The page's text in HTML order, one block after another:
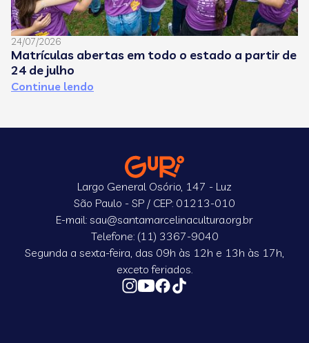
24/07/2026
Matrículas abertas em todo o estado a partir de
24 de julho
Continue lendo
Largo General Osório, 147 - Luz
São Paulo - SP / CEP: 01213-010
E-mail: sau@santamarcelinacultura.org.br
Telefone: (11) 3367-9040
Segunda a sexta-feira, das 09h às 12h e 13h às 17h,
exceto feriados.